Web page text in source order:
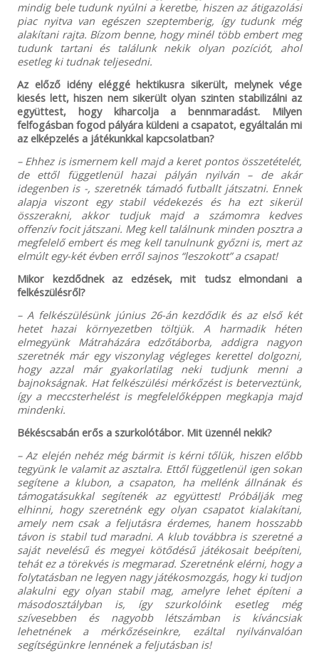
mindig bele tudunk nyúlni a keretbe, hiszen az átigazolási
piac nyitva van egészen szeptemberig, így tudunk még
alakítani rajta. Bízom benne, hogy minél több embert meg
tudunk tartani és találunk nekik olyan pozíciót, ahol
esetleg ki tudnak teljesedni.
Az előző idény eléggé hektikusra sikerült, melynek vége
kiesés lett, hiszen nem sikerült olyan szinten stabilizálni az
együttest, hogy kiharcolja a bennmaradást. Milyen
felfogásban fogod pályára küldeni a csapatot, egyáltalán mi
az elképzelés a játékunkkal kapcsolatban?
– Ehhez is ismernem kell majd a keret pontos összetételét,
de ettől függetlenül hazai pályán nyilván – de akár
idegenben is -, szeretnék támadó futballt játszatni. Ennek
alapja viszont egy stabil védekezés és ha ezt sikerül
összerakni, akkor tudjuk majd a számomra kedves
offenzív focit játszani. Meg kell találnunk minden posztra a
megfelelő embert és meg kell tanulnunk győzni is, mert az
elmúlt egy-két évben erről sajnos “leszokott” a csapat!
Mikor kezdődnek az edzések, mit tudsz elmondani a
felkészülésről?
– A felkészülésünk június 26-án kezdődik és az első két
hetet hazai környezetben töltjük. A harmadik héten
elmegyünk Mátraházára edzőtáborba, addigra nagyon
szeretnék már egy viszonylag végleges kerettel dolgozni,
hogy azzal már gyakorlatilag neki tudjunk menni a
bajnokságnak. Hat felkészülési mérkőzést is beterveztünk,
így a meccsterhelést is megfelelőképpen megkapja majd
mindenki.
Békéscsabán erős a szurkolótábor. Mit üzennél nekik?
– Az elején nehéz még bármit is kérni tőlük, hiszen előbb
tegyünk le valamit az asztalra. Ettől függetlenül igen sokan
segítene a klubon, a csapaton, ha mellénk állnának és
támogatásukkal segítenék az együttest! Próbálják meg
elhinni, hogy szeretnénk egy olyan csapatot kialakítani,
amely nem csak a feljutásra érdemes, hanem hosszabb
távon is stabil tud maradni. A klub továbbra is szeretné a
saját nevelésű és megyei kötődésű játékosait beépíteni,
tehát ez a törekvés is megmarad. Szeretnénk elérni, hogy a
folytatásban ne legyen nagy játékosmozgás, hogy ki tudjon
alakulni egy olyan stabil mag, amelyre lehet építeni a
másodosztályban is, így szurkolóink esetleg még
szívesebben és nagyobb létszámban is kíváncsiak
lehetnének a mérkőzéseinkre, ezáltal nyilvánvalóan
segítségünkre lennének a feljutásban is!